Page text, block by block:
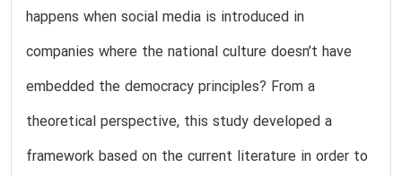
happens when social media is introduced in
companies where the national culture doesn’t have
embedded the democracy principles? From a
theoretical perspective, this study developed a
framework based on the current literature in order to